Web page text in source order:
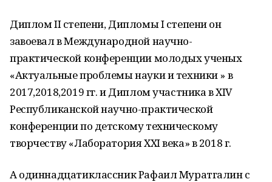
Диплом II степени, Дипломы I степени он
завоевал в Международной научно-
практической конференции молодых ученых
«Актуальные проблемы науки и техники » в
2017,2018,2019 гг. и Диплом участника в XIV
Республиканской научно-практической
конференции по детскому техническому
творчеству «Лаборатория XXI века» в 2018 г.
А одиннадцатиклассник Рафаил Муратгалин с